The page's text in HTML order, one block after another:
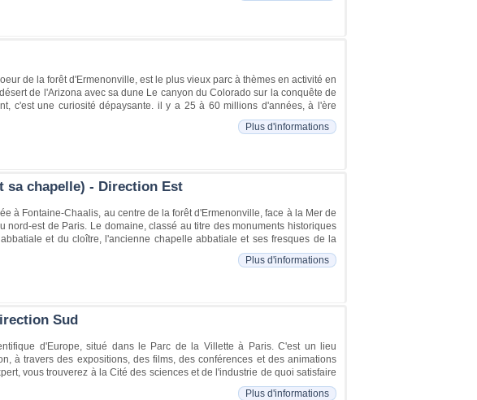
de la forêt d'Ermenonville, est le plus vieux parc à thèmes en activité en
de l'Arizona avec sa dune Le canyon du Colorado sur la conquête de
c'est une curiosité dépaysante. il y a 25 à 60 millions d'années, à l'ère
Plus d'informations
sa chapelle) - Direction Est
à Fontaine-Chaalis, au centre de la forêt d'Ermenonville, face à la Mer de
est de Paris. Le domaine, classé au titre des monuments historiques
et du cloître, l'ancienne chapelle abbatiale et ses fresques de la
Plus d'informations
Sud
d'Europe, situé dans le Parc de la Villette à Paris. C'est un lieu
à travers des expositions, des films, des conférences et des animations
vous trouverez à la Cité des sciences et de l'industrie de quoi satisfaire
Plus d'informations